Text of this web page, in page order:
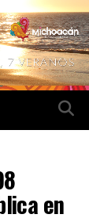
en